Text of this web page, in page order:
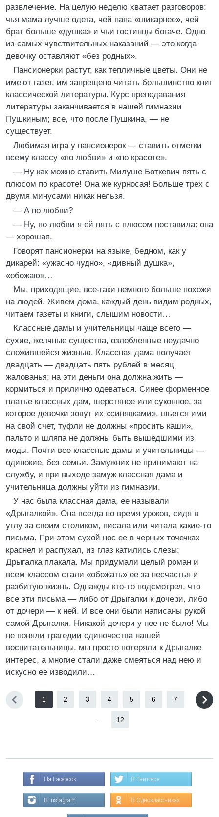
развлечение. На целую неделю хватает разговоров:
чья мама лучше одета, чей папа «шикарнее», чей
брат больше «душка» и чьи гостинцы богаче. Одно
из самых чувствительных наказаний — это когда
девочку оставляют «без родных».
Пансионерки растут, как тепличные цветы. Они не
имеют газет, им запрещено читать большинство книг
классической литературы. Курс преподавания
литературы заканчивается в нашей гимназии
Пушкиным; все, что после Пушкина, — не
существует.
Любимая игра у пансионерок — ставить отметки
всему классу «по любви» и «по красоте».
— Ну как можно ставить Милуше Боткевич пять с
плюсом по красоте! Она же курносая! Больше трех с
двумя минусами никак нельзя.
— А по любви?
— Ну, по любви я ей пять с плюсом поставила: она
— хорошая.
Говорят пансионерки на языке, бедном, как у
дикарей: «ужасно чудно», «дивный душка»,
«обожаю»…
Мы, приходящие, все-гаки немного больше похожи
на людей. Живем дома, каждый день видим родных,
читаем газеты и книги, слышим новости…
Классные дамы и учительницы чаще всего —
сухие, желчные существа, озлобленные неудачно
сложившейся жизнью. Классная дама получает
двадцать — двадцать пять рублей в месяц
жалованья; на эти деньги она должна жить —
кормиться и прилично одеваться. Синее форменное
платье классных дам, шерстяное или суконное, за
которое девочки зовут их «синявками», шьется ими
на свой счет, туфли не должны «просить каши»,
пальто и шляпа не должны быть вышедшими из
моды. Почти все классные дамы и учительницы —
одинокие, без семьи. Замужних не принимают на
службу, и при выходе замуж классная дама и
учительница должны уйти из гимназии.
У нас была классная дама, ее называли
«Дрыгалкой». Она всегда во время уроков, сидя в
углу за своим столиком, писала или читала какие-то
письма. При этом сухой нос ее в черных точечках
краснел и распухал, из глаз катились слезы:
Дрыгалка плакала. Мы придумали целый роман и
всем классом стали «обожать» ее за несчастья и
разбитую жизнь. Однажды кто-то подсмотрел, что
все эти письма — либо от Дрыгалки к дочери, либо
от дочери — к ней. И все они были написаны рукой
самой Дрыгалки. Никакой дочери у нее не было! Мы
не поняли трагедии одиночества нашей
воспитательницы, мы просто потеряли к Дрыгалке
интерес, а многие стали даже смеяться над нею и
искусно ее изводили…
1 2 3 4 5 6 7
12
На Facebook В Твиттере
В Instagram В Одноклассниках